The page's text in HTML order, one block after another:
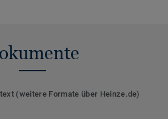
(weitere Formate über Heinze.de)